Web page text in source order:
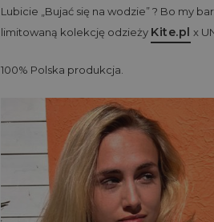
Lubicie „Bujać się na wodzie” ? Bo my
limitowaną kolekcję odzieży Kite.pl x
100% Polska produkcja.